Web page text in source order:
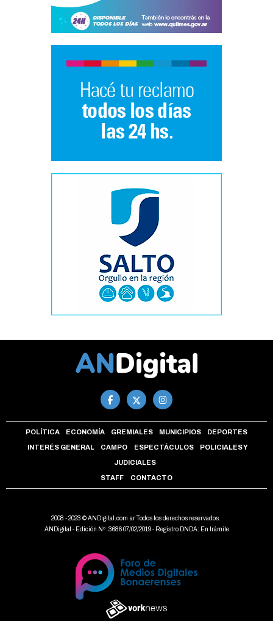
POLÍTICA ECONOMÍA GREMIALES MUNICIPIOS DEPORTES
INTERÉS GENERAL CAMPO ESPECTÁCULOS POLICIALES Y
JUDICIALES
STAFF CONTACTO
2008 - 2023 © ANDigital.com.ar Todos los derechos reservados.
ANDigital - Edición Nº: 3686 07/02/2019 - Registro DNDA: En trámite